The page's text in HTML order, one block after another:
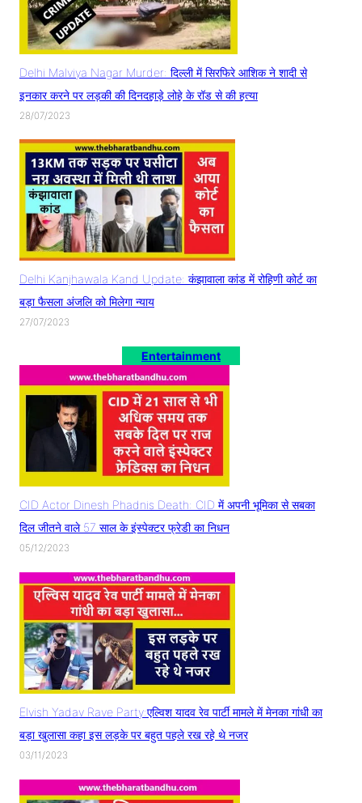
Delhi Malviya Nagar Murder: दिल्ली में सिरफिरे आशिक ने शादी से
इनकार करने पर लड़की की दिनदहाड़े लोहे के रॉड से की हत्या
28/07/2023
Delhi Kanjhawala Kand Update: कंझावाला कांड में रोहिणी कोर्ट का
बड़ा फैसला अंजलि को मिलेगा न्याय
27/07/2023
Entertainment
CID Actor Dinesh Phadnis Death: CID में अपनी भूमिका से सबका
दिल जीतने वाले 57 साल के इंस्पेक्टर फ्रेडी का निधन
05/12/2023
Elvish Yadav Rave Party:एल्विश यादव रेव पार्टी मामले में मेनका गांधी का
बड़ा खुलासा कहा इस लड़के पर बहुत पहले रख रहे थे नजर
03/11/2023